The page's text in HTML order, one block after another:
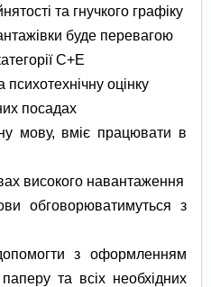
та гнучкого графіку
буде перевагою
C+E
оцінку
посадах
мову, вміє працювати в
високого навантаження
обговорюватимуться з
з оформленням
та всіх необхідних